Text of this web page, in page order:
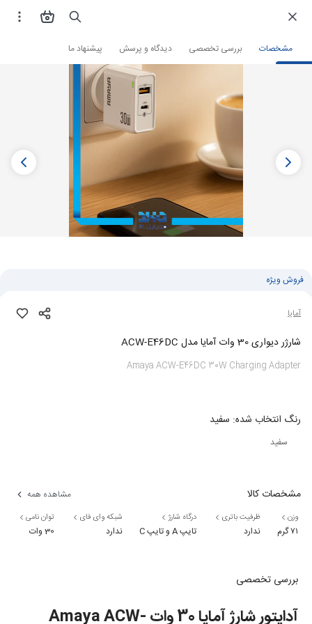
مشخصات بررسی تخصصی دیدگاه و پرسش پیشنهاد ما فروشگاه اینترنتی لوازم جانبی و قطعات موبایل شارژر گوشی شارژر دیواری
فروش ویژه
آمایا
شارژر دیواری 30 وات آمایا مدل ACW-E46DC
Amaya ACW-E46DC 30W Charging Adapter
رنگ انتخاب شده: سفید
سفید
مشخصات کالا مشاهده همه
وزن
۷۱ گرم
ظرفیت باتری
ندارد
درگاه شارژ
تایپ A و تایپ C
شبکه وای فای
ندارد
توان نامی
30 وات
بررسی تخصصی
آداپتور شارژ آمایا 30 وات Amaya ACW-